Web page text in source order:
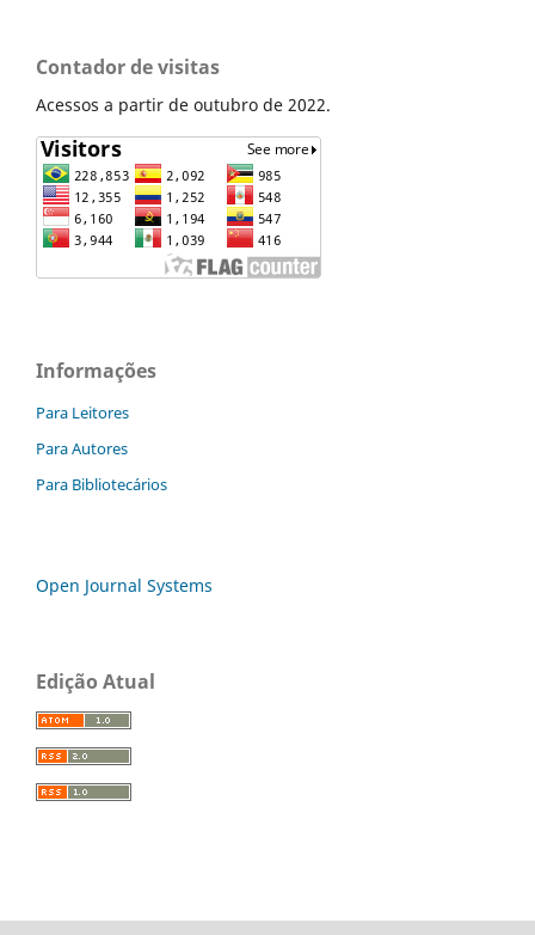
Contador de visitas
Acessos a partir de outubro de 2022.
Informações
Para Leitores
Para Autores
Para Bibliotecários
Open Journal Systems
Edição Atual